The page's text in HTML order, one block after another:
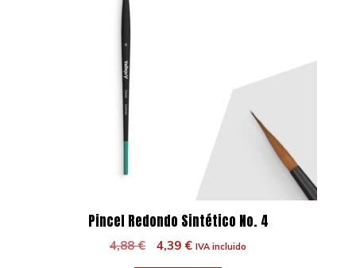
Pincel Redondo Sintético No. 4
4,88€
El
4,39 €ElIVA incluido